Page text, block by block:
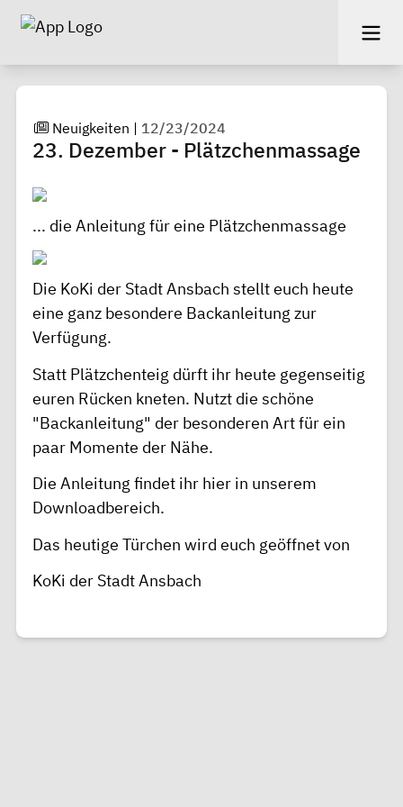
Neuigkeiten | 12/23/2024
23. Dezember - Plätzchenmassage
... die Anleitung für eine Plätzchenmassage
Die KoKi der Stadt Ansbach stellt euch heute
eine ganz besondere Backanleitung zur
Verfügung.
Statt Plätzchenteig dürft ihr heute gegenseitig
euren Rücken kneten. Nutzt die schöne
"Backanleitung" der besonderen Art für ein
paar Momente der Nähe.
Die Anleitung findet ihr hier in unserem
Downloadbereich.
Das heutige Türchen wird euch geöffnet von
KoKi der Stadt Ansbach